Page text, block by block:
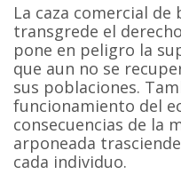
La caza comercial de
transgrede el
pone en peligro la
que aun no se
sus poblaciones.
funcionamiento del
consecuencias de la
arponeada
cada individuo.